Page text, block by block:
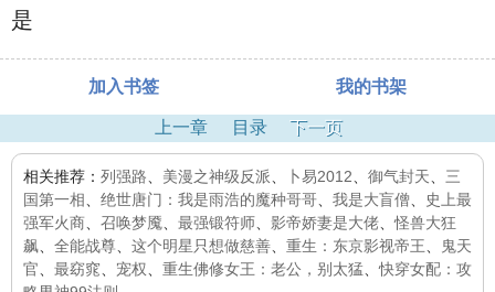
是
加入书签 我的书架
上一章 目录 下一页
相关推荐： 列强路 美漫之神级反派 卜易2012 御气封天
三
国第一相
绝世唐门：我是雨浩的魔种哥哥 我是大盲僧
史上最
强军火商
召唤梦魇 最强锻符师 影帝娇妻是大佬 、怪兽大狂
飙
全能战尊 这个明星只想做慈善 重生：东京影视帝王
鬼天
官
最窈窕 宠权 重生佛修女王：老公，别太猛 、快穿女配：攻